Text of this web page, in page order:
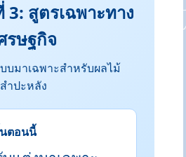
สูตรเฉพาะทาง
รษฐกิจ
บมาเฉพาะสำหรับผลไม้
ำปะหลัง
นตอนนี้